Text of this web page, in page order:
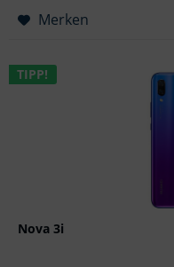
Merken
TIPP!
Nova 3i